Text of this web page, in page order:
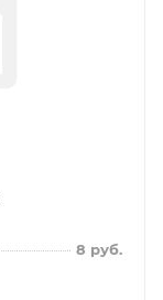
8 руб.